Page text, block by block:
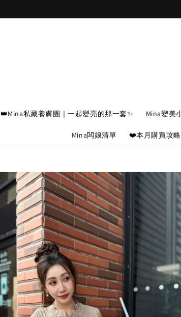
👑Mina私藏養膚團｜一起變亮的那一套✨ Mina變美
Mina闆娘清單 ❤️本月購買攻略